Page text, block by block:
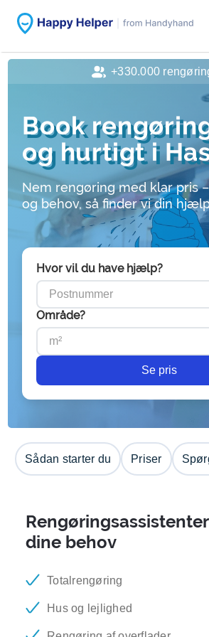
Book
og hurtigt i
Nem rengøring med klar pris
og behov, så finder vi din
Hvor vil du have hjælp?
Område?
Se pris
Sådan starter du Priser
dine behov
Totalrengøring
Hus og lejlighed
+330.000